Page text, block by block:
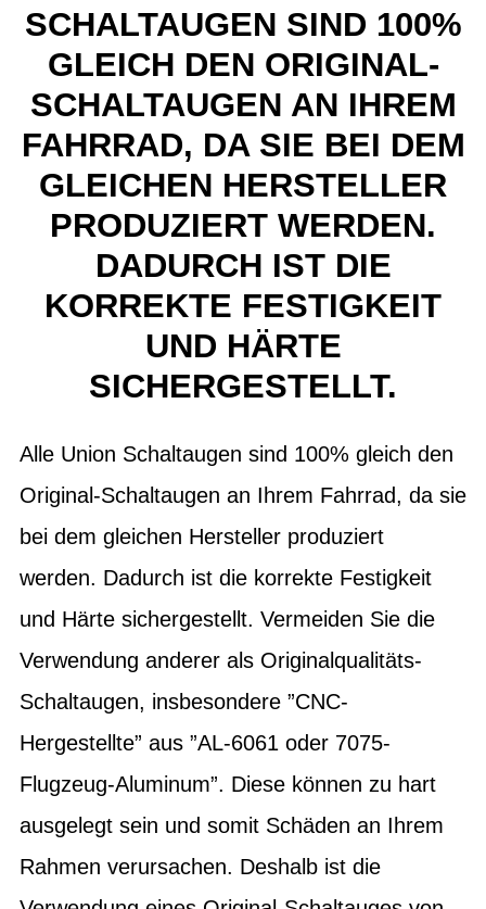
SCHALTAUGEN SIND 100%
GLEICH DEN ORIGINAL-
SCHALTAUGEN AN IHREM
FAHRRAD, DA SIE BEI DEM
GLEICHEN HERSTELLER
PRODUZIERT WERDEN.
DADURCH IST DIE
KORREKTE FESTIGKEIT
UND HÄRTE
SICHERGESTELLT.
Alle Union Schaltaugen sind 100% gleich den
Original-Schaltaugen an Ihrem Fahrrad, da sie
bei dem gleichen Hersteller produziert
werden. Dadurch ist die korrekte Festigkeit
und Härte sichergestellt. Vermeiden Sie die
Verwendung anderer als Originalqualitäts-
Schaltaugen, insbesondere ”CNC-
Hergestellte” aus ”AL-6061 oder 7075-
Flugzeug-Aluminum”. Diese können zu hart
ausgelegt sein und somit Schäden an Ihrem
Rahmen verursachen. Deshalb ist die